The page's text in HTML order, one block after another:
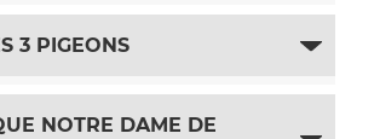
3 PIGEONS
NOTRE DAME DE